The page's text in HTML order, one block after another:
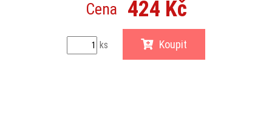
Cena 424 Kč
ks Koupit